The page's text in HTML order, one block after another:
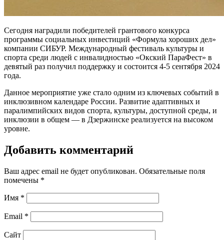
Сегодня наградили победителей грантового конкурса
программы социальных инвестиций «Формула хороших дел»
компании СИБУР. Международный фестиваль культуры и
спорта среди людей с инвалидностью «Окский ПараФест» в
девятый раз получил поддержку и состоится 4-5 сентября 2024
года.
Данное мероприятие уже стало одним из ключевых событий в
инклюзивном календаре России. Развитие адаптивных и
паралимпийских видов спорта, культуры, доступной среды, и
инклюзии в общем — в Дзержинске реализуется на высоком
уровне.
Добавить комментарий
Ваш адрес email не будет опубликован. Обязательные поля
помечены *
Имя *
Email *
Сайт